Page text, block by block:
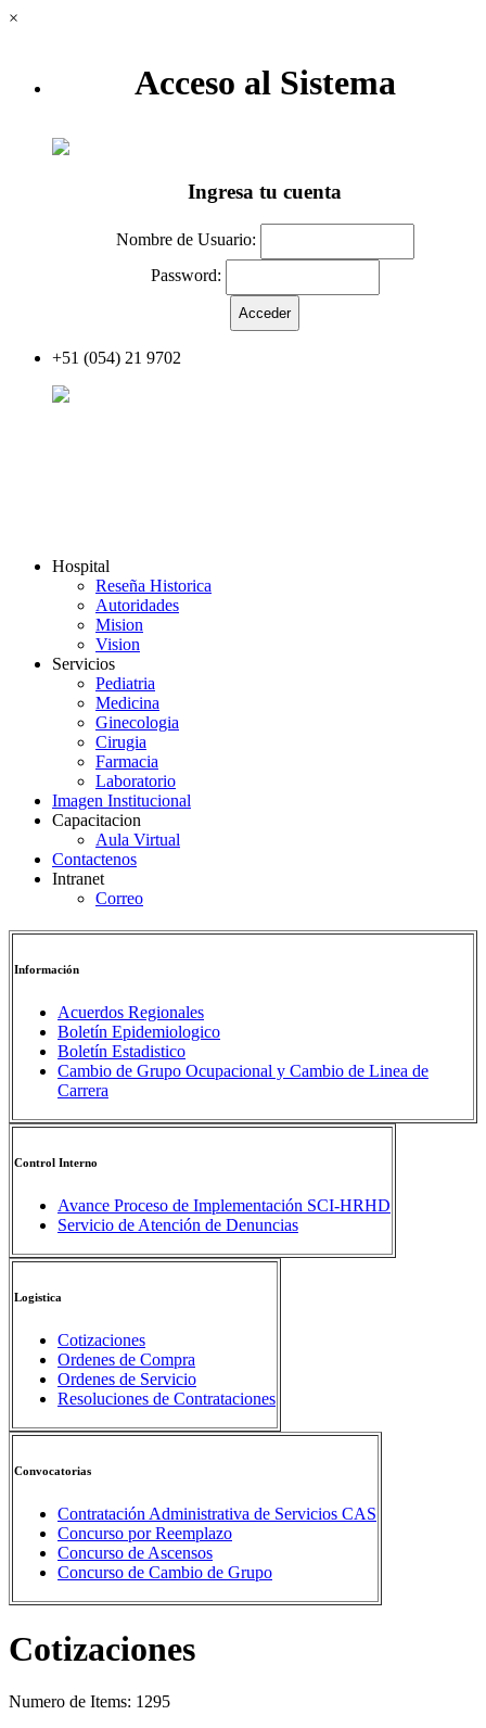
×
Acceso al Sistema
Ingresa tu cuenta
Nombre de Usuario:
Password:
+51 (054) 21 9702
Hospital
Reseña Historica
Autoridades
Mision
Vision
Servicios
Pediatria
Medicina
Ginecologia
Cirugia
Farmacia
Laboratorio
Imagen Institucional
Capacitacion
Aula Virtual
Contactenos
Intranet
Correo
Información
Acuerdos Regionales
Boletín Epidemiologico
Boletín Estadistico
Cambio de Grupo Ocupacional y Cambio de Linea de
Carrera
Control Interno
Avance Proceso de Implementación SCI-HRHD
Servicio de Atención de Denuncias
Logistica
Cotizaciones
Ordenes de Compra
Ordenes de Servicio
Resoluciones de Contrataciones
Convocatorias
Contratación Administrativa de Servicios CAS
Concurso por Reemplazo
Concurso de Ascensos
Concurso de Cambio de Grupo
Cotizaciones
Numero de Items: 1295